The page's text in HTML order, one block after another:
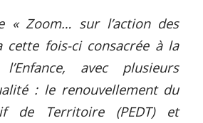
« Zoom… sur l’action des
cette fois-ci consacrée à la
avec plusieurs
: le renouvellement du
de Territoire (PEDT) et